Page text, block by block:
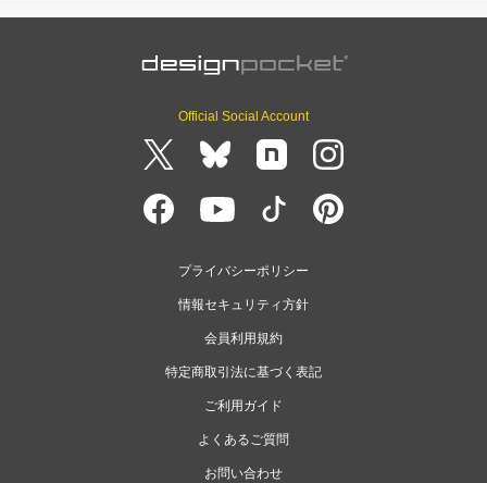
Official Social Account
プライバシーポリシー
情報セキュリティ方針
会員利用規約
特定商取引法に基づく表記
ご利用ガイド
よくあるご質問
お問い合わせ